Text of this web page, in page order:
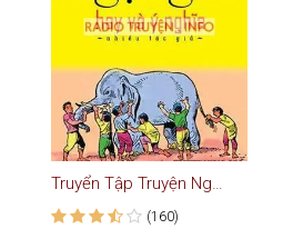
Truyển Tập Truyện Ngụ Ngôn Hay Và Ý Nghĩa
(160)